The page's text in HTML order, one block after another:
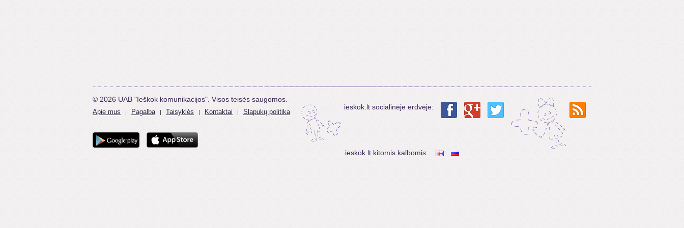
© 2026 UAB "Ieškok komunikacijos". Visos teisės saugomos.
Apie mus | Pagalba | Taisyklės | Kontaktai | Slapukų politika
ieskok.lt socialinėje erdvėje:
ieskok.lt kitomis kalbomis: